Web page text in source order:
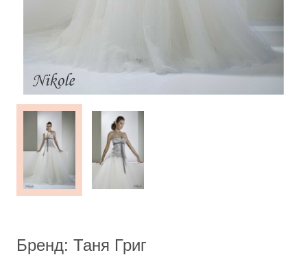
Бренд: Таня Григ